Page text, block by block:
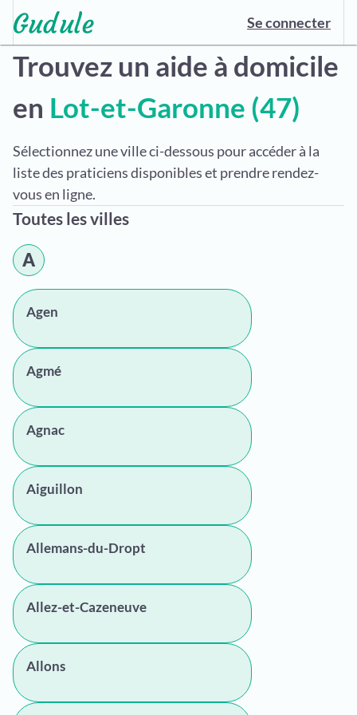
Se connecter
Trouvez un aide à domicile
en Lot-et-Garonne (47)
Sélectionnez une ville ci-dessous pour accéder à la
liste des praticiens disponibles et prendre rendez-
vous en ligne.
Toutes les villes
A
Agen
Agmé
Agnac
Aiguillon
Allemans-du-Dropt
Allez-et-Cazeneuve
Allons